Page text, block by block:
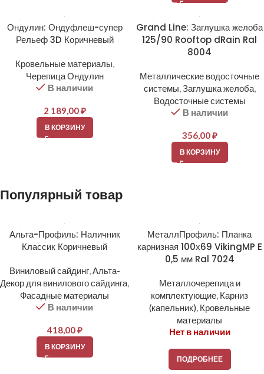
Ондулин: Ондуфлеш-супер
Рельеф 3D Коричневый
Кровельные материалы,
Черепица Ондулин
В наличии
2 189,00₽
В КОРЗИНУ
Grand Line: Заглушка желоба
125/90 Rooftop dRain Ral
8004
Металлические водосточные
системы,Заглушка желоба,
Водосточные системы
В наличии
356,00₽
В КОРЗИНУ
Популярный товар
Альта-Профиль: Наличник
Классик Коричневый
Виниловый сайдинг,Альта-
Декор для винилового сайдинга,
Фасадные материалы
В наличии
418,00₽
В КОРЗИНУ
МеталлПрофиль: Планка
карнизная 100х69 VikingMP E
0,5 мм Ral 7024
Металлочерепица и
комплектующие, Карниз
(капельник), Кровельные
материалы
Нет в наличии
ПОДРОБНЕЕ